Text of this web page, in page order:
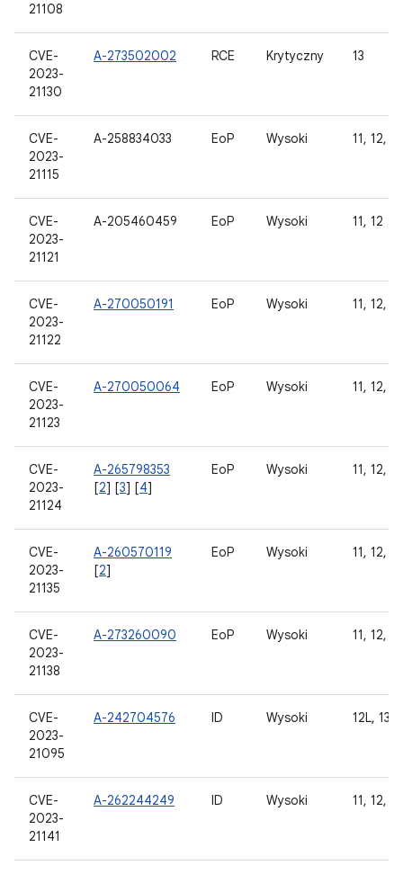
21108
CVE-
2023-
21130
A-273502002 RCE Krytyczny 13
CVE-
2023-
21115
A-258834033 EoP Wysoki 11, 12,
CVE-
2023-
21121
A-205460459 EoP Wysoki 11, 12
CVE-
2023-
21122
A-270050191 EoP Wysoki 11, 12,
CVE-
2023-
21123
A-270050064 EoP Wysoki 11, 12,
CVE-
2023-
21124
A-265798353
[2] [3] [4]
EoP Wysoki 11, 12,
CVE-
2023-
21135
A-260570119
[2]
EoP Wysoki 11, 12,
CVE-
2023-
21138
A-273260090 EoP Wysoki 11, 12,
CVE-
2023-
21095
A-242704576 ID Wysoki 12L, 13
CVE-
2023-
21141
A-262244249 ID Wysoki 11, 12,